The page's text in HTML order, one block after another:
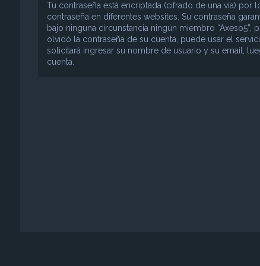
Tu contraseña está encriptada (cifrado de una vía)
contraseña en diferentes websites. Su contraseña
bajo ninguna circunstancia ningún miembro
olvidó la contraseña de su cuenta, puede usar el
solicitará ingresar su nombre de usuario y su email,
cuenta.